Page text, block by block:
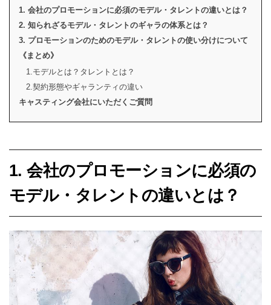
1. 会社のプロモーションに必須のモデル・タレントの違いとは？
2. 知られざるモデル・タレントのギャラの体系とは？
3. プロモーションのためのモデル・タレントの使い分けについて
《まとめ》
1.モデルとは？タレントとは？
2.契約形態やギャランティの違い
キャスティング会社にいただくご質問
1. 会社のプロモーションに必須の
モデル・タレントの違いとは？